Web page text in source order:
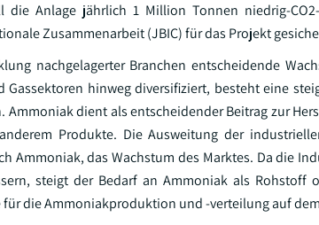
Anlage jährlich 1 Million Tonnen niedrig-
Zusammenarbeit (JBIC) für das Projekt
nachgelagerter Branchen entscheidende
hinweg diversifiziert, besteht eine
dient als entscheidender Beitrag zur
Produkte. Die Ausweitung der
Ammoniak, das Wachstum des Marktes. Da die
steigt der Bedarf an Ammoniak als Rohstoff
die Ammoniakproduktion und -verteilung auf